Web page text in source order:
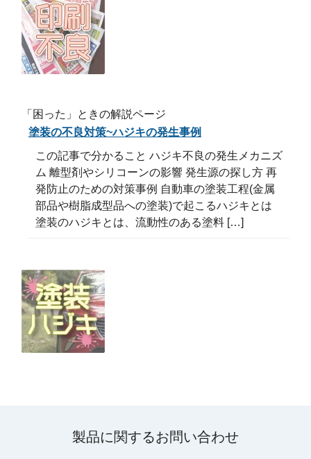
「困った」ときの解説ページ
塗装の不良対策~ハジキの発生事例
この記事で分かること ハジキ不良の発生メカニズ
ム 離型剤やシリコーンの影響 発生源の探し方 再
発防止のための対策事例 自動車の塗装工程(金属
部品や樹脂成型品への塗装)で起こるハジキとは
塗装のハジキとは、流動性のある塗料 […]
製品に関するお問い合わせ